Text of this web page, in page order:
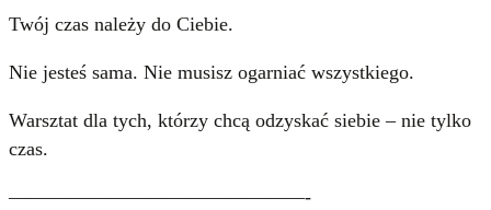
Twój czas należy do Ciebie.
Nie jesteś sama. Nie musisz ogarniać wszystkiego.
Warsztat dla tych, którzy chcą odzyskać siebie – nie tylko
czas.
———————————————-